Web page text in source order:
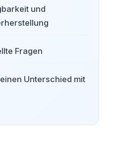
und
Fragen
Unterschied mit